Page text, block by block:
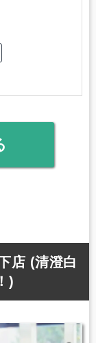
店 (清澄白
)